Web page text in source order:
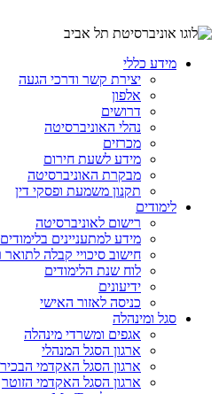
מידע כללי
יצירת קשר ודרכי הגעה
אלפון
דרושים
נהלי האוניברסיטה
מכרזים
מידע לשעת חירום
מבקרת האוניברסיטה
תקנון משמעת ופסקי דין
לימודים
רישום לאוניברסיטה
מידע למתעניינים בלימודים
חישוב סיכויי קבלה לתואר
לוח שנת הלימודים
ידיעונים
כניסה לאזור האישי
סגל ומינהלה
אגפים ומשרדי מינהלה
ארגון הסגל המנהלי
ארגון הסגל האקדמי הבכיר
ארגון הסגל האקדמי הזוטר